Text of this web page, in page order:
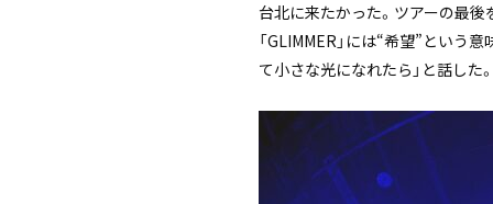
台北に来たかった。ツアーの最後
「GLIMMER」には“希望”という
て小さな光になれたら」と話した